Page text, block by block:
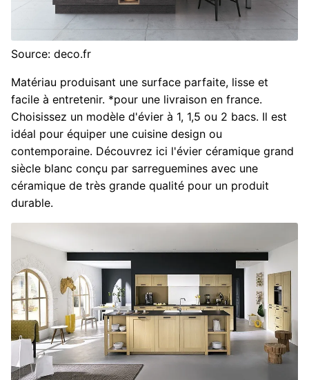
Source: deco.fr
Matériau produisant une surface parfaite, lisse et
facile à entretenir. *pour une livraison en france.
Choisissez un modèle d'évier à 1, 1,5 ou 2 bacs. Il est
idéal pour équiper une cuisine design ou
contemporaine. Découvrez ici l'évier céramique grand
siècle blanc conçu par sarreguemines avec une
céramique de très grande qualité pour un produit
durable.